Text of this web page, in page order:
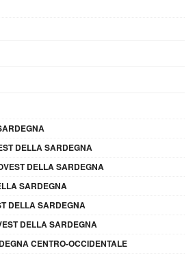
DELLA SARDEGNA
DELLA SARDEGNA
SARDEGNA
DELLA SARDEGNA
DELLA SARDEGNA
CENTRO-OCCIDENTALE